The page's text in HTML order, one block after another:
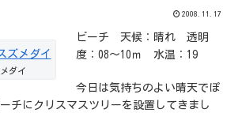
2008.11.17
ダイ
ビーチ 天候：晴れ 透明
度：08～10ｍ 水温：19
今日は気持ちのよい晴天でぽ
チにクリスマスツリーを設置してきまし